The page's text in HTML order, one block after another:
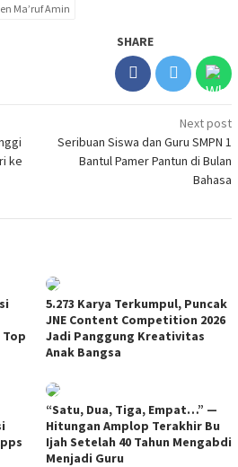
Ma’ruf Amin
SHARE
ke
Next post
Seribuan Siswa dan Guru SMPN 1
Bantul Pamer Pantun di Bulan
Bahasa
5.273 Karya Terkumpul, Puncak
JNE Content Competition 2026
Jadi Panggung Kreativitas
Anak Bangsa
“Satu, Dua, Tiga, Empat…” —
Hitungan Amplop Terakhir Bu
Ijah Setelah 40 Tahun Mengabdi
Menjadi Guru